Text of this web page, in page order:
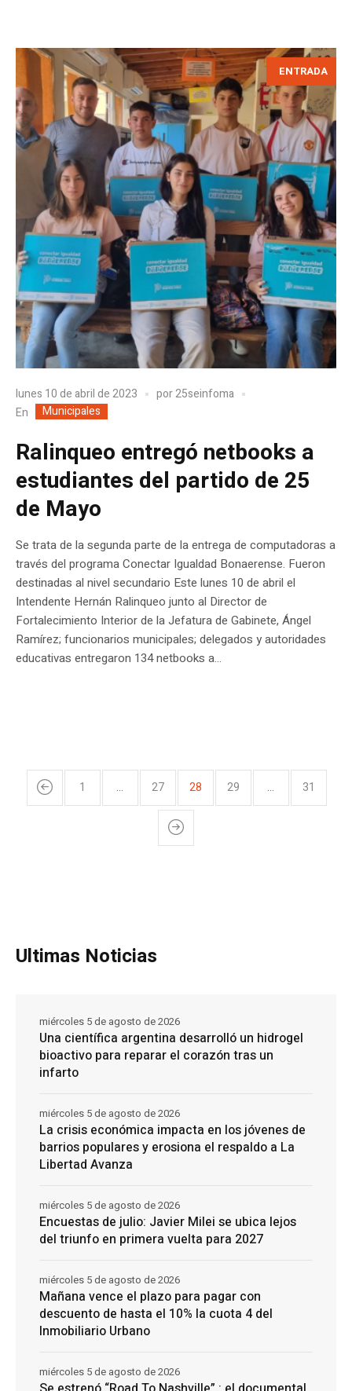
ENTRADA
lunes 10 de abril de 2023 por25seinfoma
En
Municipales
Ralinqueo entregó netbooks a
estudiantes del partido de 25
de Mayo
Se trata de la segunda parte de la entrega de computadoras a
través del programa Conectar Igualdad Bonaerense. Fueron
destinadas al nivel secundario Este lunes 10 de abril el
Intendente Hernán Ralinqueo junto al Director de
Fortalecimiento Interior de la Jefatura de Gabinete, Ángel
Ramírez; funcionarios municipales; delegados y autoridades
educativas entregaron 134 netbooks a...
1 … 27 28 29 … 31
Ultimas Noticias
Una científica argentina desarrolló un hidrogel
bioactivo para reparar el corazón tras un
infarto
miércoles 5 de agosto de 2026
La crisis económica impacta en los jóvenes de
barrios populares y erosiona el respaldo a La
Libertad Avanza
miércoles 5 de agosto de 2026
Encuestas de julio: Javier Milei se ubica lejos
del triunfo en primera vuelta para 2027
miércoles 5 de agosto de 2026
Mañana vence el plazo para pagar con
descuento de hasta el 10% la cuota 4 del
Inmobiliario Urbano
miércoles 5 de agosto de 2026
miércoles 5 de agosto de 2026